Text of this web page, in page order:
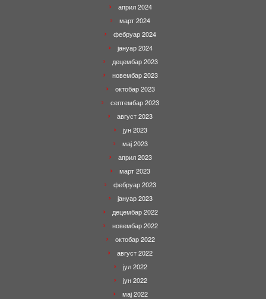
април 2024
март 2024
фебруар 2024
јануар 2024
децембар 2023
новембар 2023
октобар 2023
септембар 2023
август 2023
јун 2023
мај 2023
април 2023
март 2023
фебруар 2023
јануар 2023
децембар 2022
новембар 2022
октобар 2022
август 2022
јул 2022
јун 2022
мај 2022